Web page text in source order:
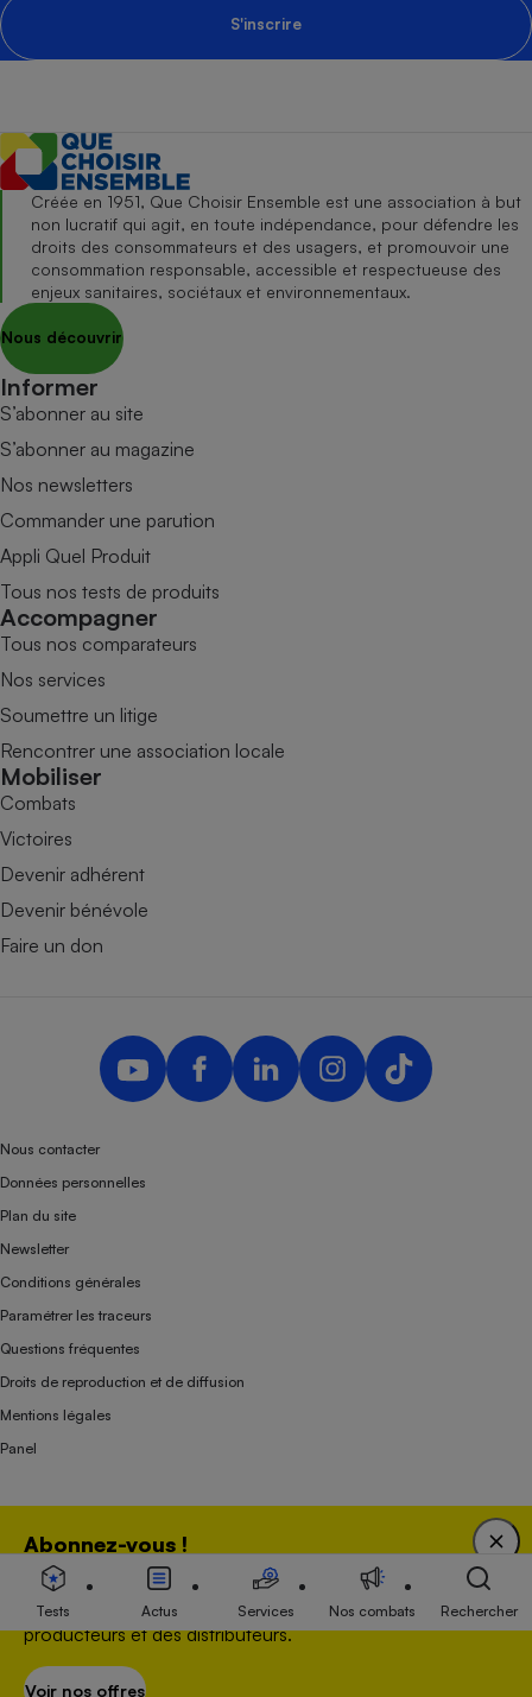
S'inscrire
Abonnez-vous !
Bénéficiez d'une expertise unique tout en soutenant
une association 100 % indépendante de l'Etat, des
producteurs et des distributeurs.
Voir nos offres
Créée en 1951, Que Choisir Ensemble est une association à but
non lucratif qui agit, en toute indépendance, pour défendre les
droits des consommateurs et des usagers, et promouvoir une
consommation responsable, accessible et respectueuse des
enjeux sanitaires, sociétaux et environnementaux.
Nous découvrir
Informer
S’abonner au site
S’abonner au magazine
Nos newsletters
Commander une parution
Appli Quel Produit
Tous nos tests de produits
Accompagner
Tous nos comparateurs
Nos services
Soumettre un litige
Rencontrer une association locale
Mobiliser
Combats
Victoires
Devenir adhérent
Devenir bénévole
Faire un don
Nous contacter
Données personnelles
Plan du site
Newsletter
Conditions générales
Paramétrer les traceurs
Questions fréquentes
Droits de reproduction et de diffusion
Mentions légales
Panel
Association indépendante de l’État, des syndicats, des producteurs et des
distributeurs depuis 1951.
Tests Actus Services Nos combats Rechercher